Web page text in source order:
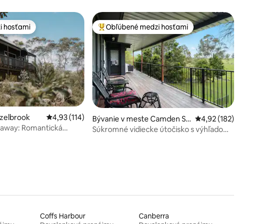
5, počet hodnotení: 95
hosťami
hosťami
Priemerné ohodnotenie 4,93 z 5, počet hodnotení: 114
4,93 (114)
Romantická
Najobľúbenejšie medzi hosťami
Obľúbené medzi hosťami
Bývanie v meste Camden So
uth
Priemerné
4,92 (182)
Súkromné vidiecke útočisko s výhľadom
Coffs Harbour
Canberra